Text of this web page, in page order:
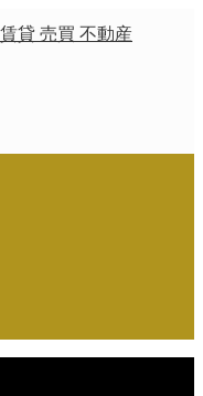
貸 売買 不動産